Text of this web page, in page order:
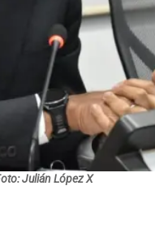
Julián López X